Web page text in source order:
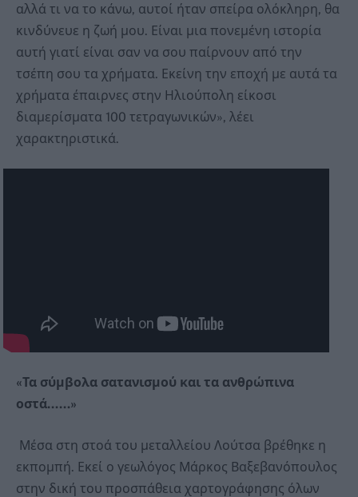
αλλά τι να το κάνω, αυτοί ήταν σπείρα ολόκληρη, θα
κινδύνευε η ζωή μου. Είναι μια πονεμένη ιστορία
αυτή γιατί είναι σαν να σου παίρνουν από την
τσέπη σου τα χρήματα. Εκείνη την εποχή με αυτά τα
χρήματα έπαιρνες στην Ηλιούπολη είκοσι
διαμερίσματα 100 τετραγωνικών», λέει
χαρακτηριστικά.
«Τα σύμβολα σατανισμού και τα ανθρώπινα
οστά……»
Μέσα στη στοά του μεταλλείου Λούτσα βρέθηκε η
εκπομπή. Εκεί ο γεωλόγος Μάρκος Βαξεβανόπουλος
στην δική του προσπάθεια χαρτογράφησης όλων